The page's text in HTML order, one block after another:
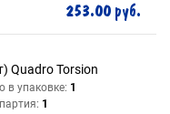
253.00 руб.
Quadro Torsion
в упаковке: 1
1